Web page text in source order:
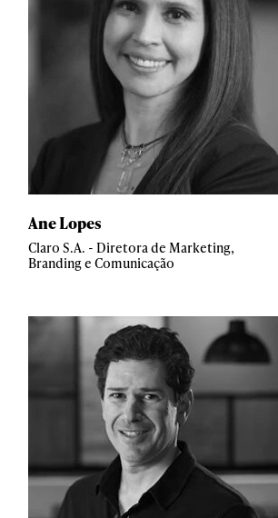
Ane Lopes
Claro S.A. - Diretora de Marketing,
Branding e Comunicação